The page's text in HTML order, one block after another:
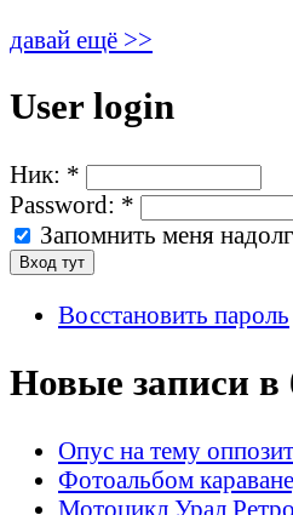
давай ещё >>
User login
Ник: *
Password: *
Запомнить меня
Восстановить пароль
Новые записи в
Опус на тему
Фотоальбом
Мотоцикл Урал